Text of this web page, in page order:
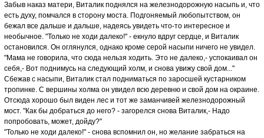
Забыв наказ матери, Виталик поднялся на железнодорожную насыпь и, что
есть духу, помчался в сторону моста. Подгоняемый любопытством, он
бежал все дальше и дальше, надеясь увидеть что-то интересное и
необычное. "Только не ходи далеко!" - екнуло вдруг сердце, и Виталик
остановился. Он оглянулся, однако кроме серой насыпи ничего не увидел.
"Мама не говорила, что сюда нельзя ходить. Это не далеко,- успокаивал он
себя,- Вот поднимусь на следующий холм, и снова увижу свой дом..."
Сбежав с насыпи, Виталик стал подниматься по заросшей кустарником
тропинке. С вершины холма он увидел всю деревню и свой дом на окраине.
Отсюда хорошо был виден лес и тот же заманчивей железнодорожный
мост. "Как бы добраться до него? - загорелся снова Виталик,- Надо
попробовать, может, дойду?"
"Только не ходи далеко!" - снова вспомнил он, но желание забраться на